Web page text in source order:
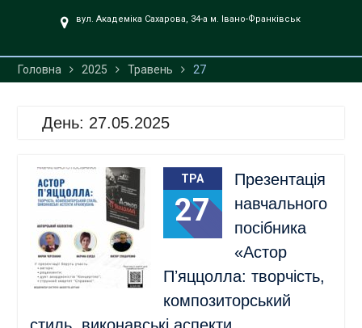
вул. Академіка Сахарова, 34-а м. Івано-Франківськ
Головна 2025 Травень 27
День: 27.05.2025
ТРА
27
Презентація
навчального
посібника
«Астор
Пʼяццолла: творчість,
композиторський